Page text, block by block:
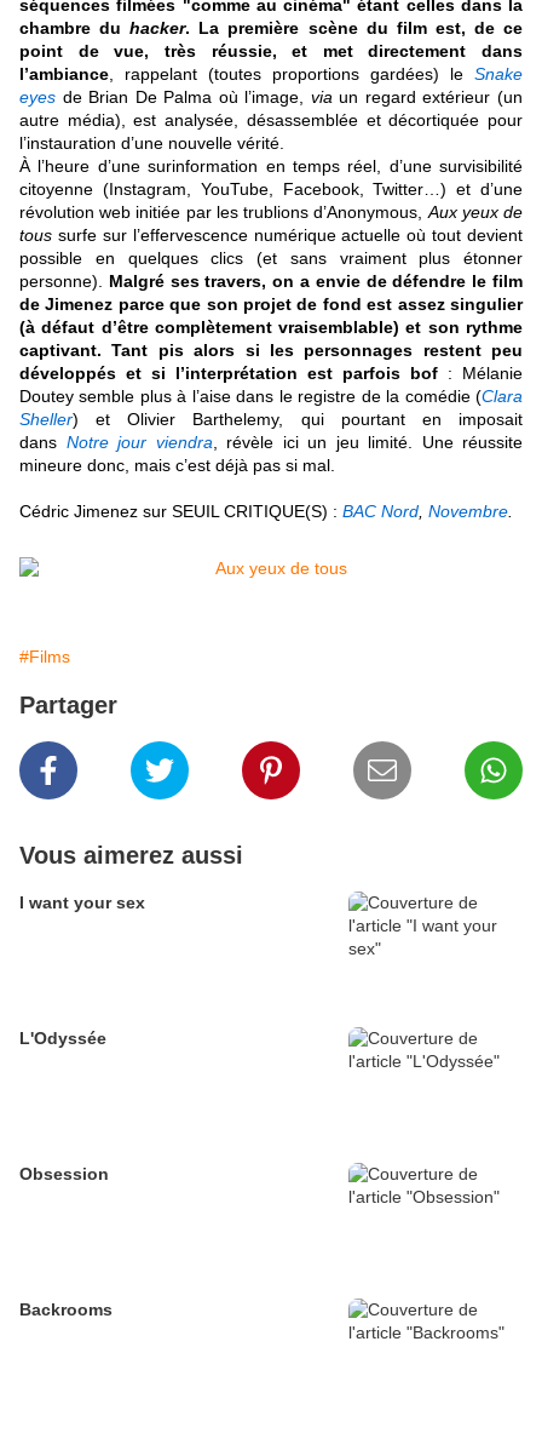
séquences filmées "comme au cinéma" étant celles dans la
chambre duhacker. La première scène du film est, de ce
point de vue, très réussie, et met directement dans
l’ambiance , rappelant (toutes proportions gardées) le Snake
eyes de Brian De Palma où l’image, via un regard extérieur (un
autre média), est analysée, désassemblée et décortiquée pour
l’instauration d’une nouvelle vérité.
À l’heure d’une surinformation en temps réel, d’une survisibilité
citoyenne (Instagram, YouTube, Facebook, Twitter…) et d’une
révolution web initiée par les trublions d’Anonymous, Aux yeux de
tous surfe sur l’effervescence numérique actuelle où tout devient
possible en quelques clics (et sans vraiment plus étonner
personne). Malgré ses travers, on a envie de défendre le film
de Jimenez parce que son projet de fond est assez singulier
(à défaut d’être complètement vraisemblable) et son rythme
captivant. Tant pis alors si les personnages restent peu
développés et si l’interprétation est parfois bof : Mélanie
Doutey semble plus à l’aise dans le registre de la comédie (Clara
Sheller) et Olivier Barthelemy, qui pourtant en imposait
dans Notre jour viendra , révèle ici un jeu limité. Une réussite
mineure donc, mais c’est déjà pas si mal.
Cédric Jimenez sur SEUIL CRITIQUE(S) : BAC Nord Novembre
#Films
Partager
Vous aimerez aussi
I want your sex
L'Odyssée
Obsession
Backrooms